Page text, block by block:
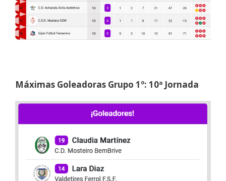
Máximas Goleadoras Grupo 1º: 10ª Jornada